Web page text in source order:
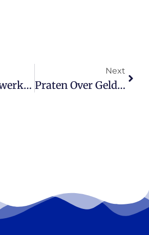
Altijd Doorwerken Als Zzp’er? Dit Kost Het Je Echt Op De Lange Termijn
Next
Praten Over Geld Met Je Ouders: Zo Regel Je Samen Alles Op Tijd